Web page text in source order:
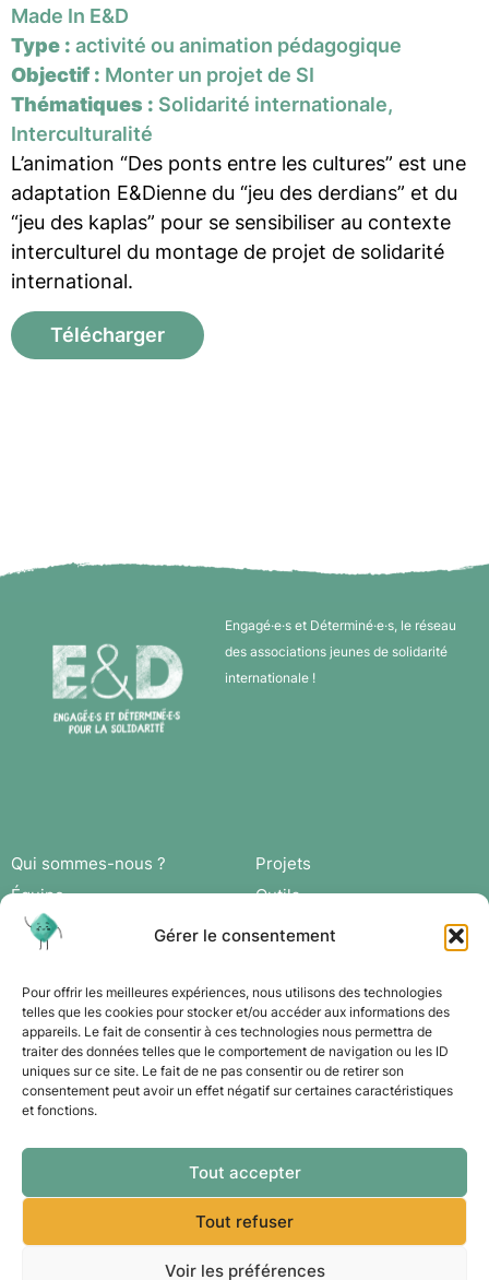
Gérer le consentement
Pour offrir les meilleures expériences, nous utilisons des technologies
telles que les cookies pour stocker et/ou accéder aux informations des
appareils. Le fait de consentir à ces technologies nous permettra de
traiter des données telles que le comportement de navigation ou les ID
uniques sur ce site. Le fait de ne pas consentir ou de retirer son
consentement peut avoir un effet négatif sur certaines caractéristiques
et fonctions.
Tout accepter
Tout refuser
Voir les préférences
Made In E&D
Type : activité ou animation pédagogique
Objectif : Monter un projet de SI
Thématiques : Solidarité internationale,
Interculturalité
L’animation “Des ponts entre les cultures” est une
adaptation E&Dienne du “jeu des derdians” et du
“jeu des kaplas” pour se sensibiliser au contexte
interculturel du montage de projet de solidarité
international.
Télécharger
Engagé·e·s et Déterminé·e·s, le réseau
des associations jeunes de solidarité
internationale !
Qui sommes-nous ?
Équipe
Missions
Adhérer
Projets
Outils
Actus
Connexion
Contact